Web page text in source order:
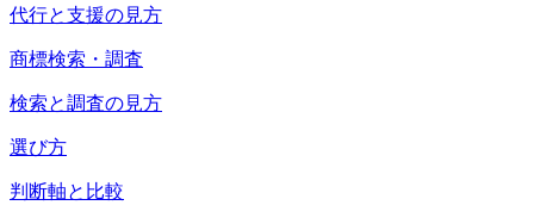
代行と支援の見方
商標検索・調査
検索と調査の見方
選び方
判断軸と比較